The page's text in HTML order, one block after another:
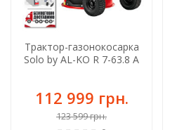
Трактор-газонокосарка
Solo by AL-KO R 7-63.8 A
112 999 грн.
123 599 грн.